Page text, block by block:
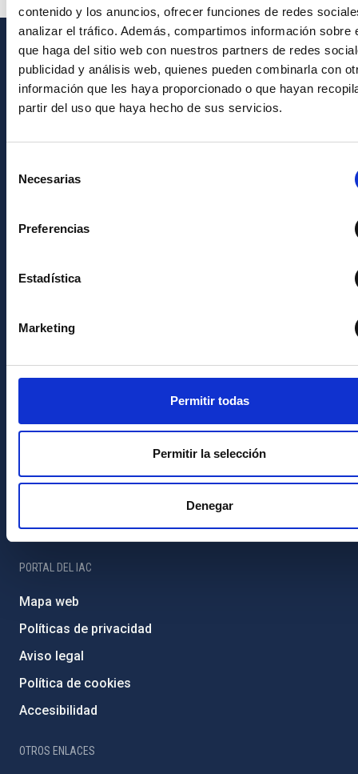
contenido y los anuncios, ofrecer funciones de redes
analizar el tráfico. Además, compartimos información sobre
que haga del sitio web con nuestros partners de redes
publicidad y análisis web, quienes pueden combinarla con
información que les haya proporcionado o que hayan
partir del uso que haya hecho de sus servicios.
Necesarias
Preferencias
Estadística
Marketing
Permitir todas
Permitir la selección
Denegar
INFORMACIÓN GENERAL
Biblioteca
Legislación
Código ético y política antifraude
Igualdad y diversidad de género
Financiación externa
Amigos del IAC
PORTAL DEL IAC
Mapa web
Políticas de privacidad
Aviso legal
Política de cookies
Accesibilidad
OTROS ENLACES